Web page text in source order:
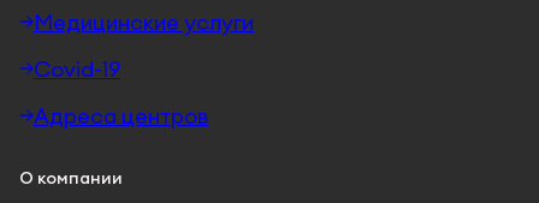
Медицинские услуги
Covid-19
Адреса центров
О компании